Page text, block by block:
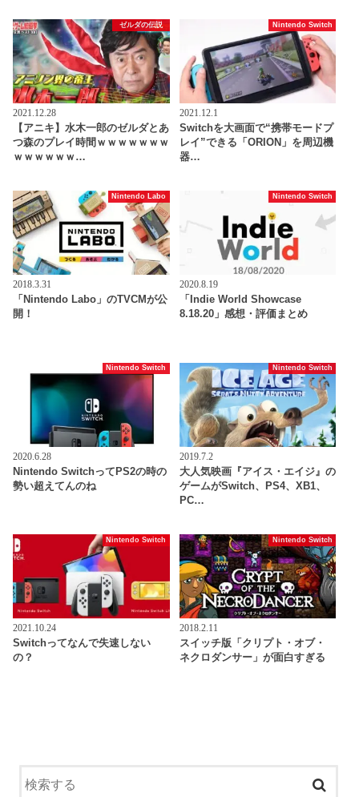
ゼルダの伝説
2021.12.28
【アニキ】水木一郎のゼルダとあ
つ森のプレイ時間ｗｗｗｗｗｗｗ
ｗｗｗｗｗｗ…
Nintendo Switch
2021.12.1
Switchを大画面で“携帯モードプ
レイ”できる「ORION」を周辺機
器…
Nintendo Labo
2018.3.31
「Nintendo Labo」のTVCMが公
開！
Nintendo Switch
2020.8.19
「Indie World Showcase
8.18.20」感想・評価まとめ
Nintendo Switch
2020.6.28
Nintendo SwitchってPS2の時の
勢い超えてんのね
Nintendo Switch
2019.7.2
大人気映画『アイス・エイジ』の
ゲームがSwitch、PS4、XB1、
PC…
Nintendo Switch
2021.10.24
Switchってなんで失速しない
の？
Nintendo Switch
2018.2.11
スイッチ版「クリプト・オブ・
ネクロダンサー」が面白すぎる